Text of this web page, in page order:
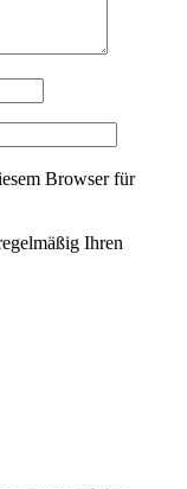
Browser für
Ihren